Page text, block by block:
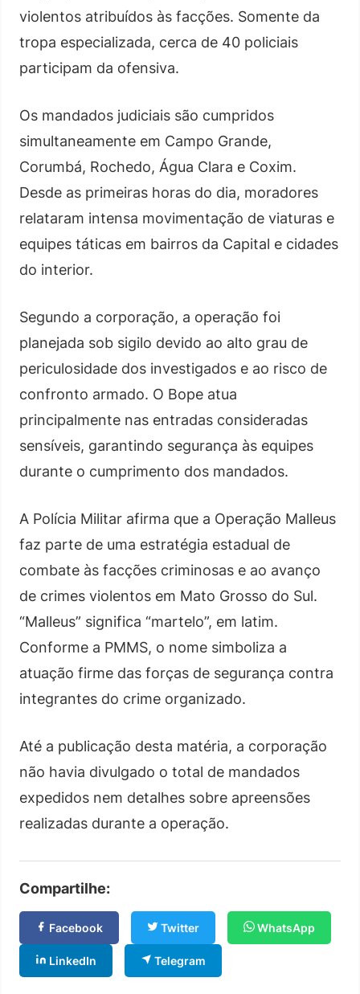
violentos atribuídos às facções. Somente da
tropa especializada, cerca de 40 policiais
participam da ofensiva.
Os mandados judiciais são cumpridos
simultaneamente em Campo Grande,
Corumbá, Rochedo, Água Clara e Coxim.
Desde as primeiras horas do dia, moradores
relataram intensa movimentação de viaturas e
equipes táticas em bairros da Capital e cidades
do interior.
Segundo a corporação, a operação foi
planejada sob sigilo devido ao alto grau de
periculosidade dos investigados e ao risco de
confronto armado. O Bope atua
principalmente nas entradas consideradas
sensíveis, garantindo segurança às equipes
durante o cumprimento dos mandados.
A Polícia Militar afirma que a Operação Malleus
faz parte de uma estratégia estadual de
combate às facções criminosas e ao avanço
de crimes violentos em Mato Grosso do Sul.
“Malleus” significa “martelo”, em latim.
Conforme a PMMS, o nome simboliza a
atuação firme das forças de segurança contra
integrantes do crime organizado.
Até a publicação desta matéria, a corporação
não havia divulgado o total de mandados
expedidos nem detalhes sobre apreensões
realizadas durante a operação.
Compartilhe:
Facebook Twitter WhatsApp
LinkedIn Telegram